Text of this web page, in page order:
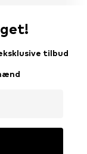
tilbud